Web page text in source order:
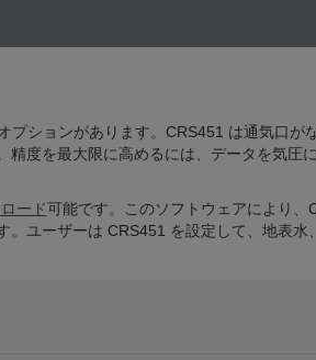
プションがあります。CRS451 は通気口が
精度を最大限に高めるには、データを気圧
ード可能です。このソフトウェアにより、
。ユーザーは CRS451 を設定して、地表水